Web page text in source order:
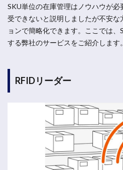
SKU単位の在庫管理はノウハウが
受できないと説明しましたが不安な
ョンで簡略化できます。ここでは
する弊社のサービスをご紹介します
RFIDリーダー